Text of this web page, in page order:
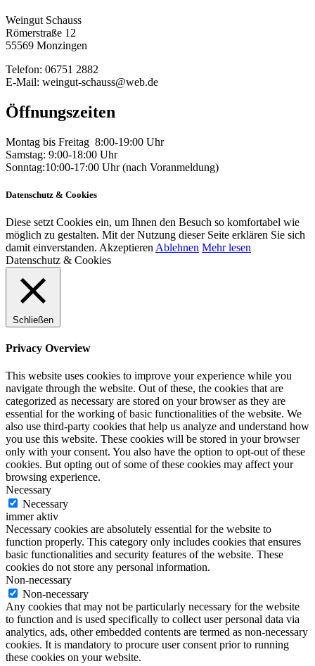
Weingut Schauss
Römerstraße 12
55569 Monzingen
Telefon: 06751 2882
E-Mail: weingut-schauss@web.de
Öffnungszeiten
Montag bis Freitag 8:00-19:00 Uhr
Samstag: 9:00-18:00 Uhr
Sonntag:10:00-17:00 Uhr (nach Voranmeldung)
Datenschutz & Cookies
Diese setzt Cookies ein, um Ihnen den Besuch so komfortabel wie
möglich zu gestalten. Mit der Nutzung dieser Seite erklären Sie sich
damit einverstanden. Akzeptieren Ablehnen Mehr lesen
Datenschutz & Cookies
Schließen
Privacy Overview
This website uses cookies to improve your experience while you
navigate through the website. Out of these, the cookies that are
categorized as necessary are stored on your browser as they are
essential for the working of basic functionalities of the website. We
also use third-party cookies that help us analyze and understand how
you use this website. These cookies will be stored in your browser
only with your consent. You also have the option to opt-out of these
cookies. But opting out of some of these cookies may affect your
browsing experience.
Necessary
Necessary
immer aktiv
Necessary cookies are absolutely essential for the website to
function properly. This category only includes cookies that ensures
basic functionalities and security features of the website. These
cookies do not store any personal information.
Non-necessary
Non-necessary
Any cookies that may not be particularly necessary for the website
to function and is used specifically to collect user personal data via
analytics, ads, other embedded contents are termed as non-necessary
cookies. It is mandatory to procure user consent prior to running
these cookies on your website.